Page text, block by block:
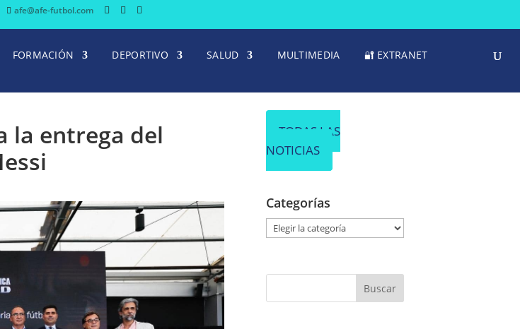
afe@afe-futbol.com
FORMACIÓN DEPORTIVO SALUD MULTIMEDIA 🔐 EXTRANET
la entrega del
TODAS LAS
NOTICIAS
Categorías
g